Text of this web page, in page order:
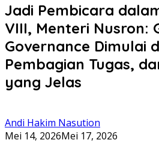
Jadi Pembicara
VIII, Menteri Nusron:
Governance Dimulai
Pembagian Tugas,
yang Jelas
Andi Hakim Nasution
Mei 14, 2026Mei 17, 2026